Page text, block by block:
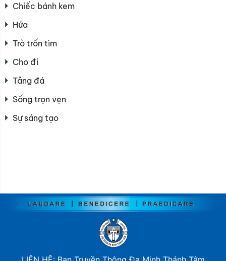
Chiếc bánh kem
Hứa
Trò trốn tìm
Cho đi
Tảng đá
Sống trọn vẹn
Sự sáng tạo